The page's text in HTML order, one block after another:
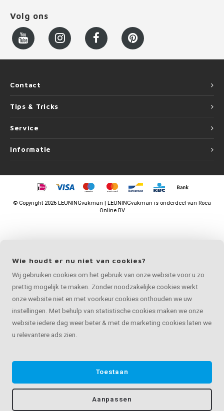
Volg ons
Contact
Tips & Tricks
Service
Informatie
© Copyright 2026 LEUNINGvakman | LEUNINGvakman is onderdeel van Roca
Online BV
Wie houdt er nu niet van cookies?
Wij gebruiken cookies om het gebruik van onze website voor u zo
prettig mogelijk te maken. Zonder noodzakelijke cookies werkt
onze website niet en met voorkeur cookies onthouden we uw
instellingen. Met behulp van statistische cookies maken we onze
website iedere dag weer beter & met de marketing cookies laten we
u relevantere ads zien.
Toestaan
Aanpassen